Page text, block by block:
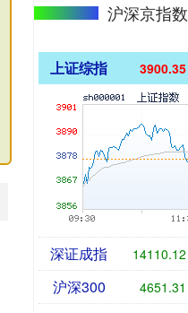
沪深京指数
上证综指 3900.35
深证成指 14110.12
沪深300 4651.31